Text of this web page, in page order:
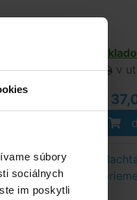
súbory
sociálnych
im poskytli
v
Solárna